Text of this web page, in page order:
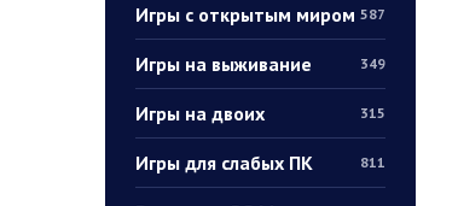
Игры с открытым миром 587
Игры на выживание 349
Игры на двоих 315
Игры для слабых ПК 811